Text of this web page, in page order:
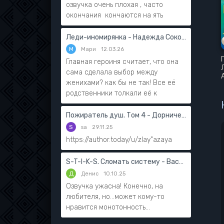
озвучка очень плохая , часто
окончания кончаются на ять
Леди-иномирянка - Надежда Соколова
М Мари 12.03.26
Главная героиня считает, что она
сама сделала выбор между
женихами? как бы не так! Все её
родственники толкали её к
Пожиратель душ. Том 4 - Дорничев Дмитрий
S sa 29.11.25
https://author.today/u/zlay"azaya
S-T-I-K-S. Сломать систему - Василий Мушинский
Д Денис 10.10.25
Озвучка ужасна! Конечно, на
любителя, но...может кому-то
нравится монотонность...